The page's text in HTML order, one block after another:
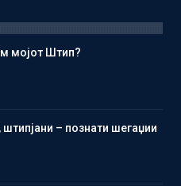
мојот Штип?
штипјани – познати шегаџии